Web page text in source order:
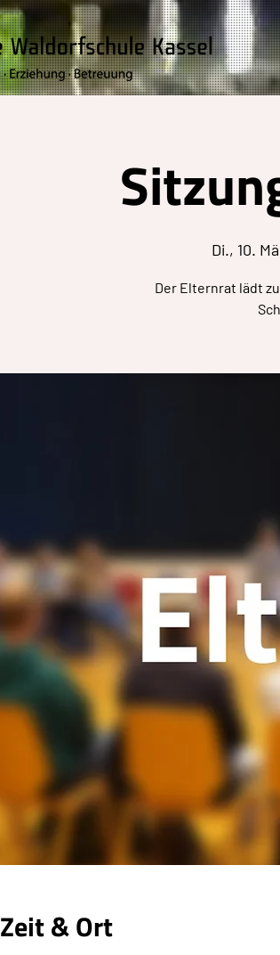
Di., 10.
Der Elternrat lädt
Zeit & Ort